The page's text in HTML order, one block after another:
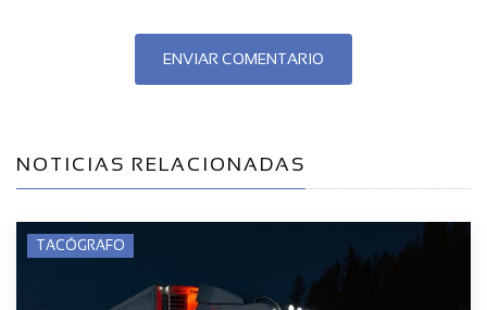
ENVIAR COMENTARIO
NOTICIAS RELACIONADAS
TACÓGRAFO